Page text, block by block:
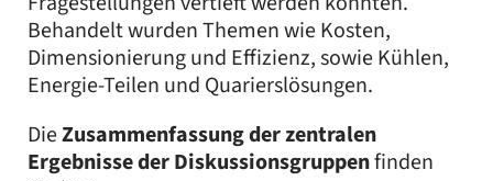
Behandelt wurden Themen wie Kosten,
Dimensionierung und Effizienz, sowie Kühlen,
Energie-Teilen und Quarierslösungen.
DieZusammenfassung der zentralen
Ergebnisse der Diskussionsgruppenfinden